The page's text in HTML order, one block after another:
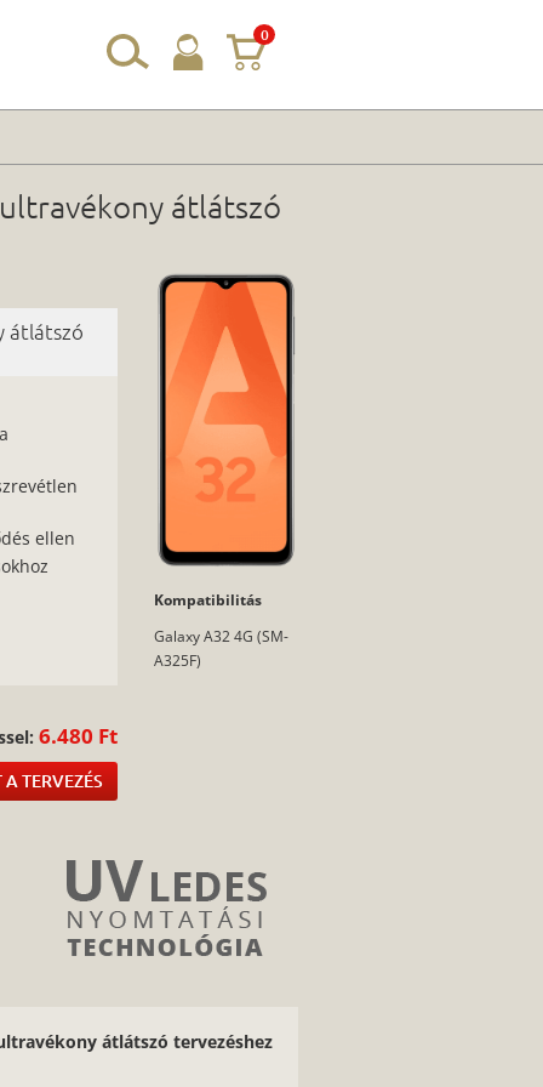
0
átlátszó
átlátszó
ellen
6.480 Ft
TERVEZÉS
Kompatibilitás
Galaxy A32 4G (SM-
A325F)
átlátszó tervezéshez